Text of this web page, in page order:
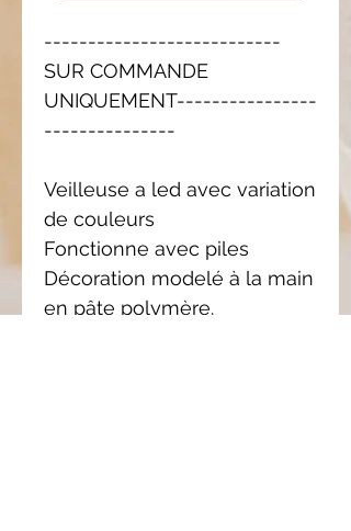
---------------------------
SUR COMMANDE
UNIQUEMENT----------------
---------------
Veilleuse a led avec variation
de couleurs
Fonctionne avec piles
Décoration modelé à la main
en pâte polymère.